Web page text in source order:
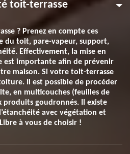
toit-terrasse
? Prenez en compte ces
du toit, pare-vapeur, support,
Effectivement, la mise en
est importante afin de prévenir
maison. Si votre toit-terrasse
Il est possible de procéder
en multicouches (feuilles de
produits goudronnés. Il existe
avec végétation et
à vous de choisir !